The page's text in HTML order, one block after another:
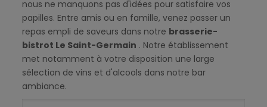
nous ne manquons pas d'idées pour satisfaire vos
papilles. Entre amis ou en famille, venez passer un
repas empli de saveurs dans notre brasserie-
bistrot Le Saint-Germain . Notre établissement
met notamment à votre disposition une large
sélection de vins et d'alcools dans notre bar
ambiance.